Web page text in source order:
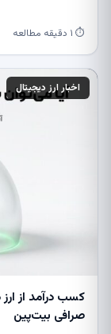
⏱ ۱ دقیقه مطالعه
اخبار ارز دیجیتال
کسب درآمد از
صرافی بیت‌پین